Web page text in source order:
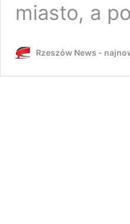
miasto, a
Rzeszów News -